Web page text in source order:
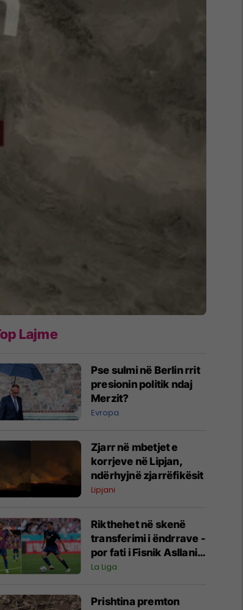
Lajme
Pse sulmi në Berlin rrit
presionin politik ndaj
Merzit?
Evropa
Zjarr në mbetjet e
korrjeve në Lipjan,
ndërhyjnë zjarrëfikësit
Lipjani
Rikthehet në skenë
transferimi i ëndrrave -
por fati i Fisnik Asllanit
vazhdon të varet nga
La Liga
Prishtina premton